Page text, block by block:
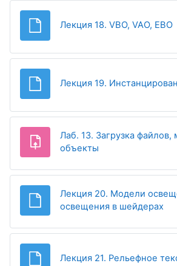
Лекция 18. VBO, VAO, EBO
Лекция 19.
Лаб. 13. Загрузка
объекты
Лекция 20. Модели
освещения в шейдерах
Лекция 21. Рельефное